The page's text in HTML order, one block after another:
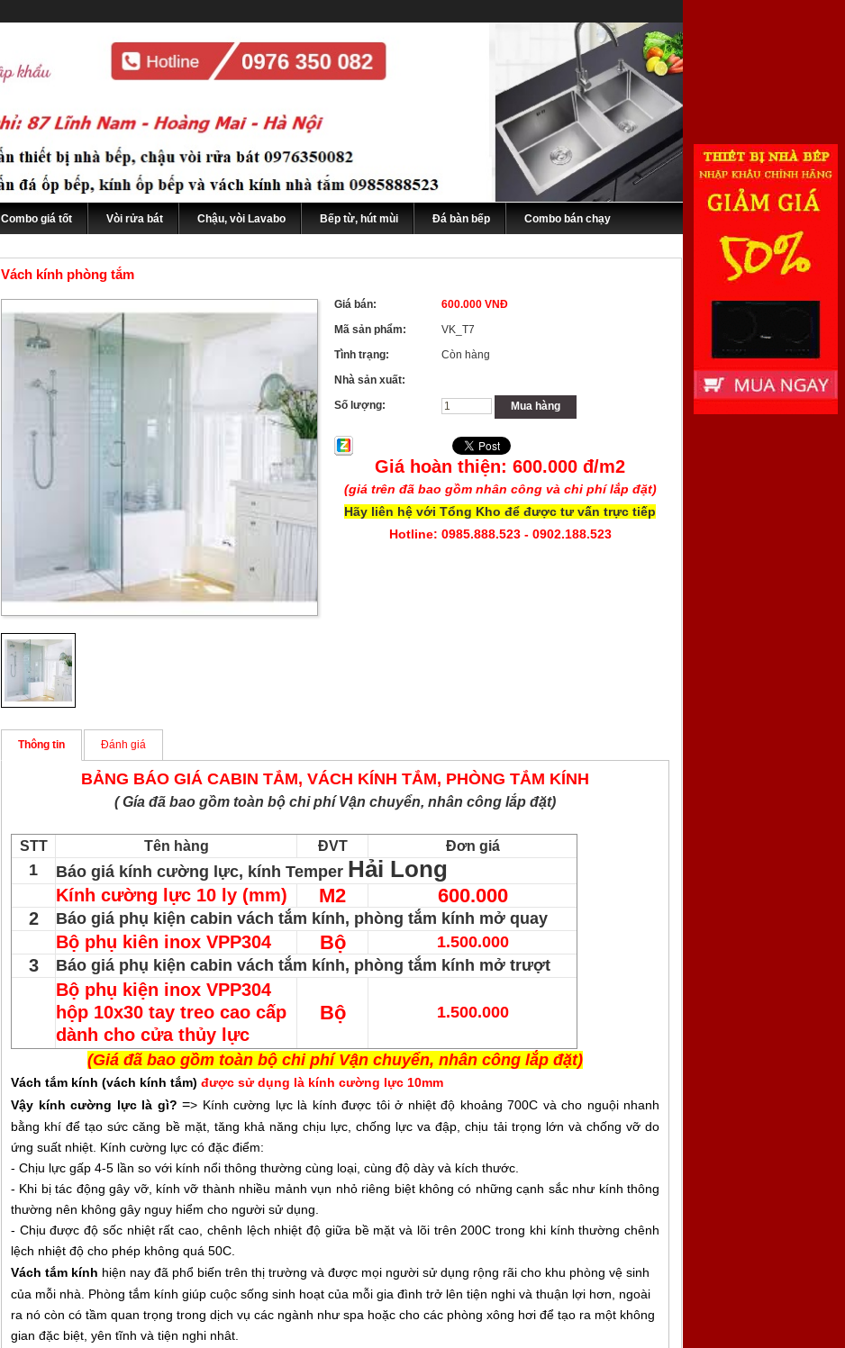
Combo giá tốt Vòi rửa bát Chậu, vòi Lavabo Bếp từ, hút mùi Đá bàn bếp Combo bán chạy
Vách kính phòng tắm
Giá bán:
600.000 VNĐ
Mã sản phẩm:
VK_T7
Tình trạng:
Còn hàng
Nhà sản xuất:
Số lượng:
Mua hàng
Giá hoàn thiện: 600.000 đ/m2
(giá trên đã bao gồm nhân công và chi phí lắp đặt)
Hãy liên hệ với Tổng Kho để được tư vấn trực tiếp
Hotline: 0985.888.523 - 0902.188.523
Thông tin Đánh giá
BẢNG BÁO GIÁ CABIN TẮM, VÁCH KÍNH TẮM, PHÒNG TẮM KÍNH
( Gía đã bao gồm toàn bộ chi phí Vận chuyển, nhân công lắp đặt)
STT Tên hàng ĐVT Đơn giá
1 Báo giá kính cường lực, kính Temper Hải Long
Kính cường lực 10 ly (mm) M2 600.000
2 Báo giá phụ kiện cabin vách tắm kính, phòng tắm kính mở quay
Bộ phụ kiên inox VPP304 Bộ 1.500.000
3 Báo giá phụ kiện cabin vách tắm kính, phòng tắm kính mở trượt
Bộ phụ kiện inox VPP304
hộp 10x30 tay treo cao cấp
dành cho cửa thủy lực
Bộ 1.500.000
(Giá đã bao gồm toàn bộ chi phí Vận chuyển, nhân công lắp đặt)
Vách tắm kính (vách kính tắm) được sử dụng là kính cường lực 10mm
Vậy kính cường lực là gì? => Kính cường lực là kính được tôi ở nhiệt độ khoảng 700C và cho nguội nhanh
bằng khí để tạo sức căng bề mặt, tăng khả năng chịu lực, chống lực va đập, chịu tải trọng lớn và chống vỡ do
ứng suất nhiệt. Kính cường lực có đặc điểm:
- Chịu lực gấp 4-5 lần so với kính nổi thông thường cùng loại, cùng độ dày và kích thước.
- Khi bị tác động gây vỡ, kính vỡ thành nhiều mảnh vụn nhỏ riêng biệt không có những cạnh sắc như kính thông
thường nên không gây nguy hiểm cho người sử dụng.
- Chịu được độ sốc nhiệt rất cao, chênh lệch nhiệt độ giữa bề mặt và lõi trên 200C trong khi kính thường chênh
lệch nhiệt độ cho phép không quá 50C.
Vách tắm kính hiện nay đã phổ biến trên thị trường và được mọi người sử dụng rộng rãi cho khu phòng vệ sinh
của mỗi nhà. Phòng tắm kính giúp cuộc sống sinh hoạt của mỗi gia đình trở lên tiện nghi và thuận lợi hơn, ngoài
ra nó còn có tầm quan trọng trong dịch vụ các ngành như spa hoặc cho các phòng xông hơi để tạo ra một không
gian đặc biệt, yên tĩnh và tiện nghi nhât.